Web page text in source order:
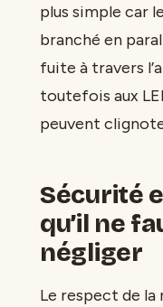
plus simple car
branché en
fuite à travers
toutefois aux
peuvent
Sécurité
qu’il ne
négliger
Le respect de la